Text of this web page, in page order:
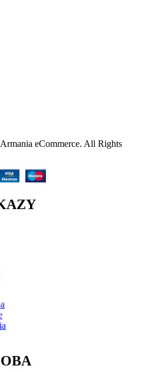
eCommerce. All Rights